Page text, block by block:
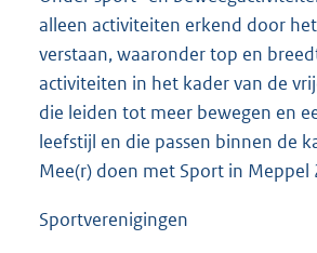
alleen activiteiten erkend door het
verstaan, waaronder top en
activiteiten in het kader van de
die leiden tot meer bewegen en
leefstijl en die passen binnen de
Mee(r) doen met Sport in
Sportverenigingen